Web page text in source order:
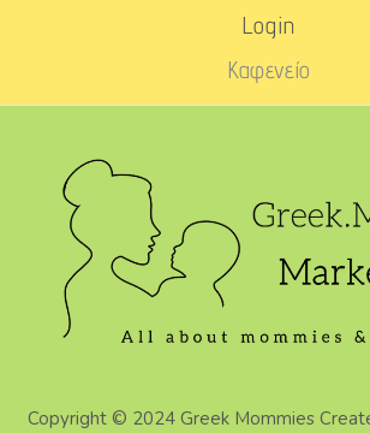
Login
Καφενείο
Copyright © 2024 Greek Mommies